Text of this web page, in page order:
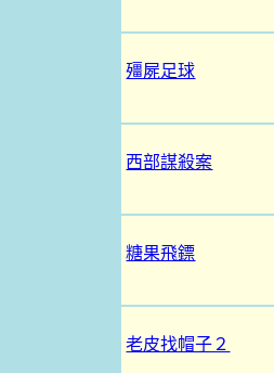
殭屍足球
西部謀殺案
糖果飛鏢
老皮找帽子２